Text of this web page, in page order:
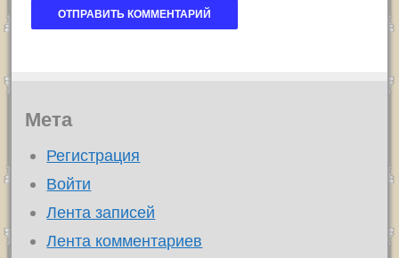
Мета
Регистрация
Войти
Лента записей
Лента комментариев